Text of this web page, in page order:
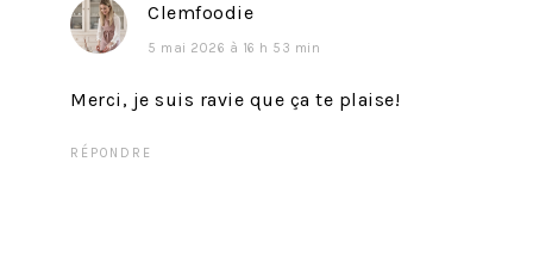
Clemfoodie
5 mai 2026 à 16 h 53 min
Merci, je suis ravie que ça te plaise!
RÉPONDRE